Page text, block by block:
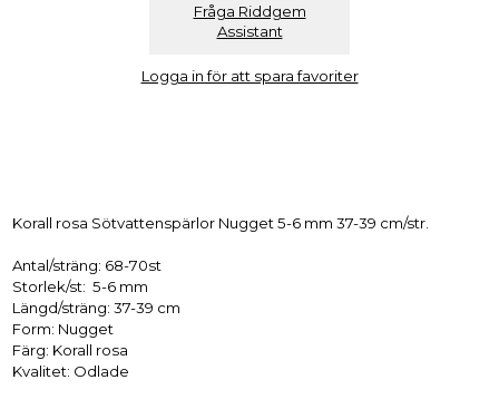
Fråga Riddgem
Assistant
Logga in för att spara favoriter
Korall rosa Sötvattenspärlor Nugget 5-6 mm 37-39 cm/str.
Antal/sträng: 68-70st
Storlek/st: 5-6 mm
Längd/sträng: 37-39 cm
Form: Nugget
Färg: Korall rosa
Kvalitet: Odlade